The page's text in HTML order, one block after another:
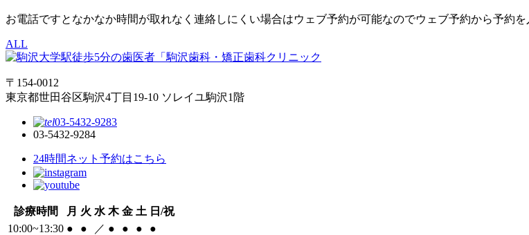
お電話ですとなかなか時間が取れなく連絡しにくい場合はウェブ予約が可能なのでウェブ予約から予約を
ALL
〒154-0012
東京都世田谷区駒沢4丁目19-10 ソレイユ駒沢1階
03-5432-9283
03-5432-9284
24時間ネット予約はこちら
診療時間 月 火 水 木 金 土 日/祝
10:00~13:30 ● ● ／ ● ● ● ●